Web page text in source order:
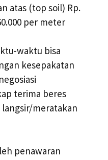
atas (top soil) Rp.
per meter
waktu bisa
kesepakatan
terima beres
meratakan
penawaran